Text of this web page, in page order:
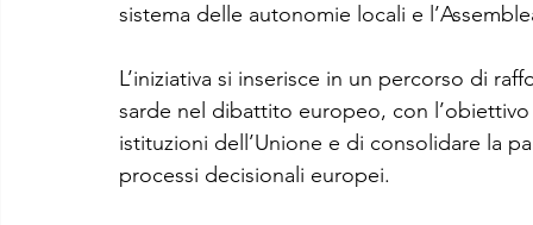
sistema delle autonomie locali e
L’iniziativa si inserisce in un percorso di
sarde nel dibattito europeo, con
istituzioni dell’Unione e di consolidare la
processi decisionali europei.